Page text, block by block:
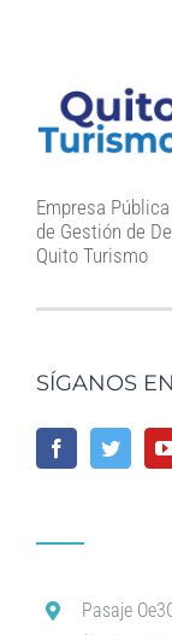
Empresa
de Gestión de
Quito Turismo
SÍGANOS
Pasaje